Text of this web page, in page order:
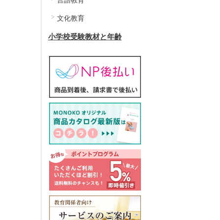
文化教育
小学校受験教材と年齢